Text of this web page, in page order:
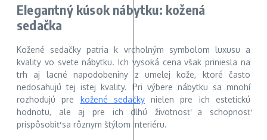
Elegantný kúsok nábytku: kožená
sedačka
Kožené sedačky patria k vrcholným symbolom luxusu a
kvality vo svete nábytku. Ich vysoká cena však priniesla na
trh aj lacné napodobeniny z umelej kože, ktoré často
nedosahujú tej istej kvality. Pri výbere nábytku sa mnohí
rozhodujú pre kožené sedačkynielen pre ich estetickú
hodnotu, ale aj pre ich dlhú životnosť a schopnosť
prispôsobiť sa rôznym štýlom interiéru.